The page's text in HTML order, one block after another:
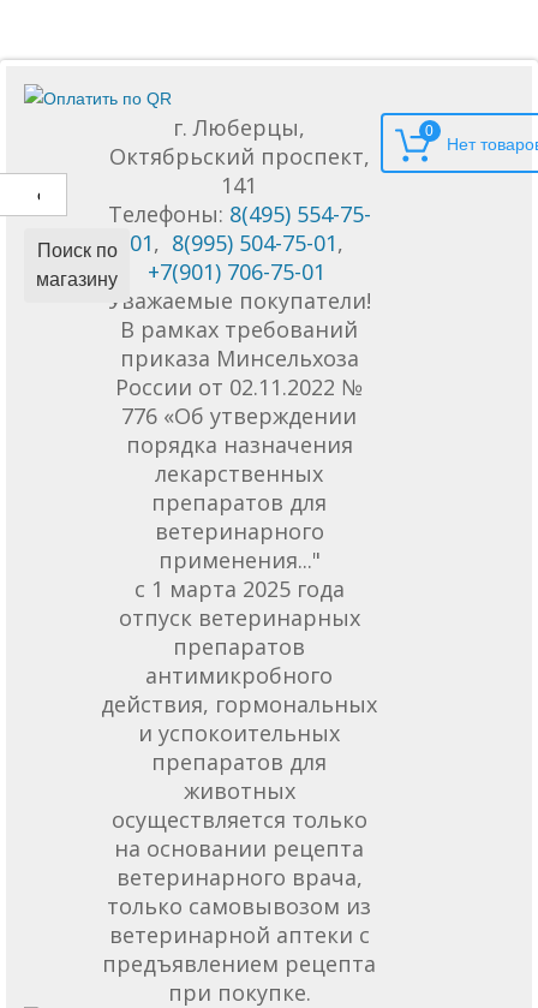
Поиск по
магазину
г. Люберцы,
Октябрьский проспект,
141
Телефоны: 8(495) 554-75-
01, 8(995) 504-75-01,
+7(901) 706-75-01
Уважаемые покупатели!
В рамках требований
приказа Минсельхоза
России от 02.11.2022 №
776 «Об утверждении
порядка назначения
лекарственных
препаратов для
ветеринарного
применения..."
с 1 марта 2025 года
отпуск ветеринарных
препаратов
антимикробного
действия, гормональных
и успокоительных
препаратов для
животных
осуществляется только
на основании рецепта
ветеринарного врача,
только самовывозом из
ветеринарной аптеки с
предъявлением рецепта
при покупке.
0